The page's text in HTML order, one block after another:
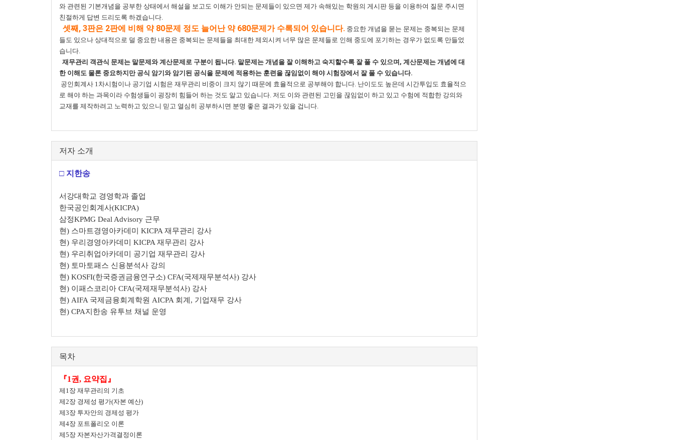
와 관련된 기본개념을 공부한 상태에서 해설을 보고도 이해가 안되는 문제들이 있으면 제가 속해있는 학원의 게시판 등을 이용하여 질문 주시면
친절하게 답변 드리도록 하겠습니다.
셋째, 3판은 2판에 비해 약 80문제 정도 늘어난 약 680문제가 수록되어 있습니다. 중요한 개념을 묻는 문제는 중복되는 문제
들도 있으나 상대적으로 덜 중요한 내용은 중복되는 문제들을 최대한 제외시켜 너무 많은 문제들로 인해 중도에 포기하는 경우가 없도록 만들었
습니다.
재무관리 객관식 문제는 말문제와 계산문제로 구분이 됩니다. 말문제는 개념을 잘 이해하고 숙지할수록 잘 풀 수 있으며, 계산문제는 개념에 대
한 이해도 물론 중요하지만 공식 암기와 암기된 공식을 문제에 적용하는 훈련을 끊임없이 해야 시험장에서 잘 풀 수 있습니다.
공인회계사 1차시험이나 공기업 시험은 재무관리 비중이 크지 않기 때문에 효율적으로 공부해야 합니다. 난이도도 높은데 시간투입도 효율적으
로 해야 하는 과목이라 수험생들이 굉장히 힘들어 하는 것도 알고 있습니다. 저도 이와 관련된 고민을 끊임없이 하고 있고 수험에 적합한 강의와
교재를 제작하려고 노력하고 있으니 믿고 열심히 공부하시면 분명 좋은 결과가 있을 겁니다.
저자 소개
□ 지한송
서강대학교 경영학과 졸업
한국공인회계사(KICPA)
삼정KPMG Deal Advisory 근무
현) 스마트경영아카데미 KICPA 재무관리 강사
현) 우리경영아카데미 KICPA 재무관리 강사
현) 우리취업아카데미 공기업 재무관리 강사
현) 토마토패스 신용분석사 강의
현) KOSFI(한국증권금융연구소) CFA(국제재무분석사) 강사
현) 이패스코리아 CFA(국제재무분석사) 강사
현) AIFA 국제금융회계학원 AICPA 회계, 기업재무 강사
현) CPA지한송 유투브 채널 운영
목차
『1권, 요약집』
제1장 재무관리의 기초
제2장 경제성 평가(자본 예산)
제3장 투자안의 경제성 평가
제4장 포트폴리오 이론
제5장 자본자산가격결정이론